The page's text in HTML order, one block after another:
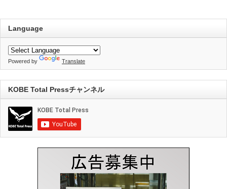
Language
Powered by Translate
KOBE Total Pressチャンネル